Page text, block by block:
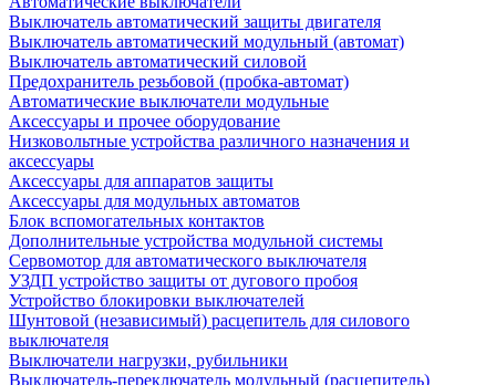
Выключатель автоматический защиты двигателя
Выключатель автоматический модульный (автомат)
Выключатель автоматический силовой
Предохранитель резьбовой (пробка-автомат)
Автоматические выключатели модульные
Аксессуары и прочее оборудование
Низковольтные устройства различного назначения и
аксессуары
Аксессуары для аппаратов защиты
Аксессуары для модульных автоматов
Блок вспомогательных контактов
Дополнительные устройства модульной системы
Сервомотор для автоматического выключателя
УЗДП устройство защиты от дугового пробоя
Устройство блокировки выключателей
Шунтовой (независимый) расцепитель для силового
выключателя
Выключатели нагрузки, рубильники
Выключатель-переключатель модульный (расцепитель)